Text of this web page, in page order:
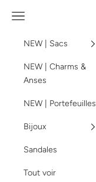
Menu
NEW | Sacs
NEW | Charms &
Anses
NEW | Portefeuilles
Bijoux
Sandales
Tout voir